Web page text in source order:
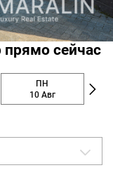
прямо сейчас
ПН
10 Авг